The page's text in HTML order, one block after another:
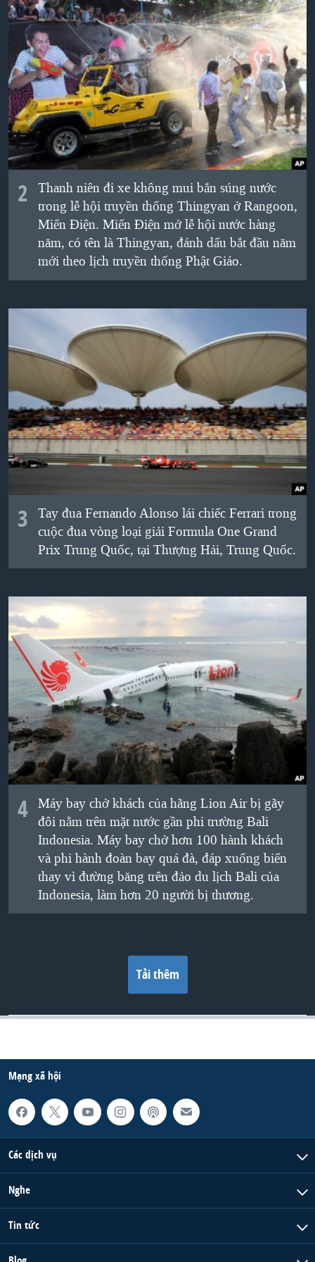
QUAN HỆ VIỆT MỸ
2
Thanh niên đi xe không mui bắn súng nước
trong lễ hội truyền thống Thingyan ở Rangoon,
Miến Điện. Miến Điện mở lễ hội nước hàng
năm, có tên là Thingyan, đánh dấu bắt đầu năm
mới theo lịch truyền thống Phật Giáo.
3
Tay đua Fernando Alonso lái chiếc Ferrari trong
cuộc đua vòng loại giải Formula One Grand
Prix Trung Quốc, tại Thượng Hải, Trung Quốc.
4 Máy bay chở khách của hãng Lion Air bị gãy
đôi nằm trên mặt nước gần phi trường Bali
Indonesia. Máy bay chở hơn 100 hành khách
và phi hành đoàn bay quá đà, đáp xuống biển
thay vì đường băng trên đảo du lịch Bali của
Indonesia, làm hơn 20 người bị thương.
Tải thêm
Mạng xã hội
Các dịch vụ
Nghe
Tin tức